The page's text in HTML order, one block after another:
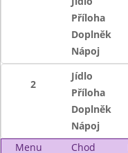
Příloha
Doplněk
Nápoj
2
Jídlo
Příloha
Doplněk
Nápoj
Menu
Chod